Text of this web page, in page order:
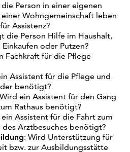
Person in einer eigenen
Wohngemeinschaft leben
Assistenz?
die Person Hilfe im Haushalt,
oder Putzen?
Fachkraft für die Pflege
Assistent für die Pflege und
benötigt?
ein Assistent für den Gang
Rathaus benötigt?
Assistent für die Fahrt zum
Arztbesuches benötigt?
: Wird Unterstützung für
bzw. zur Ausbildungsstätte